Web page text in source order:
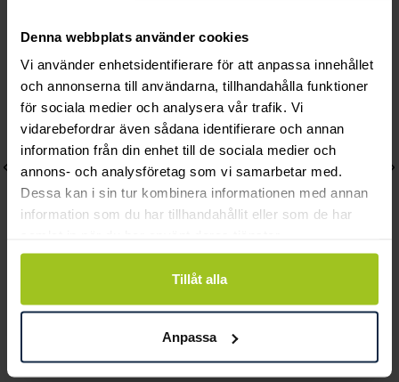
Denna webbplats använder cookies
Vi använder enhetsidentifierare för att anpassa innehållet
och annonserna till användarna, tillhandahålla funktioner
för sociala medier och analysera vår trafik. Vi
vidarebefordrar även sådana identifierare och annan
information från din enhet till de sociala medier och
annons- och analysföretag som vi samarbetar med.
Dessa kan i sin tur kombinera informationen med annan
information som du har tillhandahållit eller som de har
Tillåt alla
Anpassa
Micro Blink Necklace -
Pris:1 100 kr
1 100 kr
Micro Blink Hoops - Blue
Topaz
Pris:1 300 kr
1 300 kr